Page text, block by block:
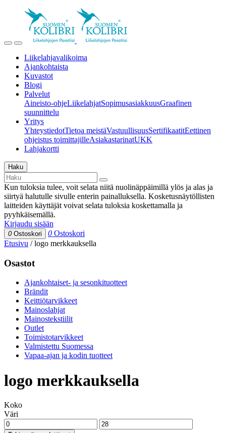
Liikelahjavalikoima
Ajankohtaista
Kuvastot
Blogi
Palvelut
Aineisto-ohjeLiikelahjatSopimusasiakkuusGraafinen
suunnittelu
Yritys
YhteystiedotTietoa meistäVastuullisuusSertifikaatitEettinen
ohjeistus toimittajilleAsiakastarinatUKK
Lahjakortti
Haku
Kun tuloksia tulee, voit selata niitä nuolinäppäimillä ylös ja alas ja
siirtyä halutulle sivulle enterin painalluksella. Kosketusnäytöllisten
laitteiden käyttäjät voivat selata tuloksia koskettamalla ja
pyyhkäisemällä.
Kirjaudu sisään
0 Ostoskori 0 Ostoskori
Etusivu /logo merkkauksella
Osastot
Ajankohtaiset- ja sesonkituotteet
Brändit
Keittiötarvikkeet
Mainoslahjat
Mainostekstiilit
Outlet
Toimistotarvikkeet
Valmistettu Suomessa
Vapaa-ajan ja kodin tuotteet
logo merkkauksella
Koko
Väri